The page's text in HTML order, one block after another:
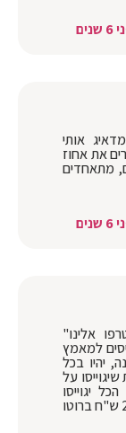
אותי
את אחוז
מתאחדים
אלינו"
למאמץ
יהיו בכל
שיגוייסו על
יגוייסו
כ-50 אלף עובדים בשכר של כ-2200 ש"ח ברוטו